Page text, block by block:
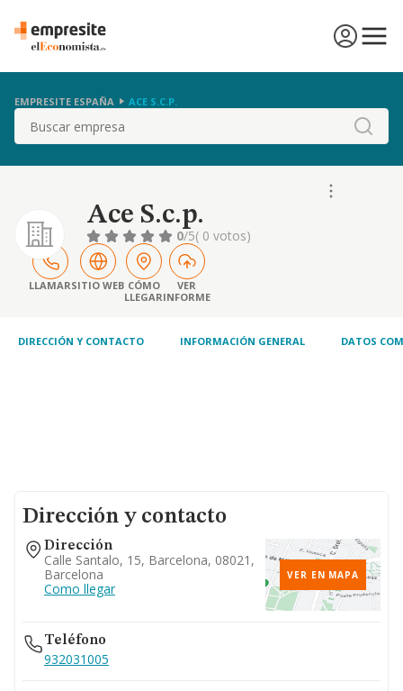
EMPRESITE ESPAÑA ACE S.C.P.
Buscar
Ace S.c.p.
0/5( 0 votos)
LLAMARSITIO WEB CÓMO
LLEGAR
VER
INFORME
DIRECCIÓN Y CONTACTO INFORMACIÓN GENERAL DATOS
Dirección y contacto
Dirección
Calle Santalo, 15, Barcelona, 08021,
Barcelona
Como llegar
VER EN MAPA
Teléfono
932031005